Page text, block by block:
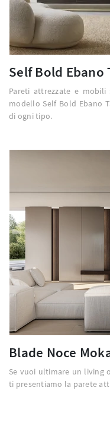
Self Bold Ebano
Pareti attrezzate e mobili
modello Self Bold Ebano
di ogni tipo.
Blade Noce
Se vuoi ultimare un living
ti presentiamo la parete